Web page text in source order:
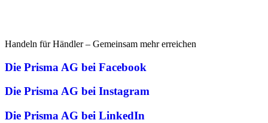
Handeln für Händler – Gemeinsam mehr erreichen
Die Prisma AG bei Facebook
Die Prisma AG bei Instagram
Die Prisma AG bei LinkedIn